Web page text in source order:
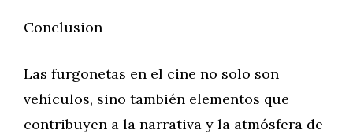
Conclusion
Las furgonetas en el cine no solo son
vehículos, sino también elementos que
contribuyen a la narrativa y la atmósfera de